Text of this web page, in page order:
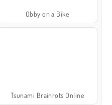
Obby on a Bike
Tsunami Brainrots Online